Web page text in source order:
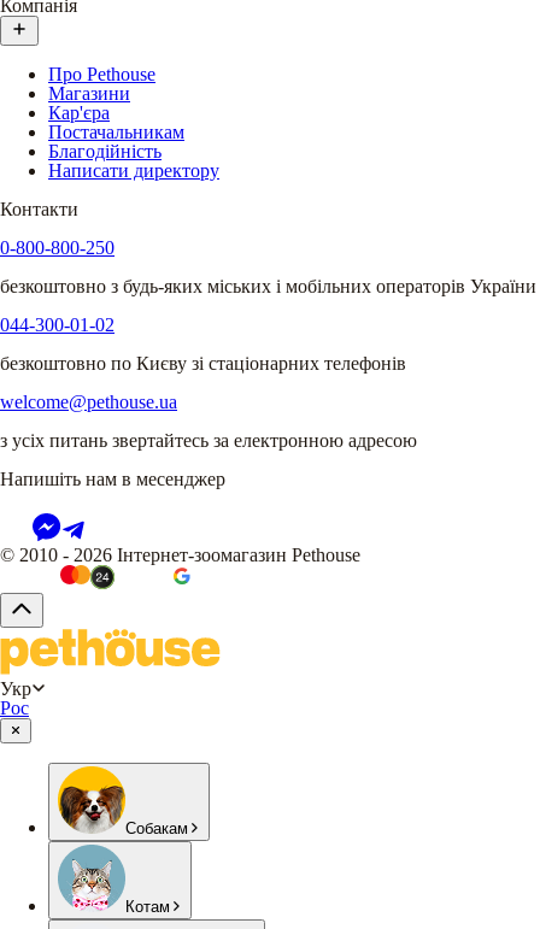
Компанія
Про Pethouse
Магазини
Кар'єра
Постачальникам
Благодійність
Написати директору
Контакти
0-800-800-250
безкоштовно з будь-яких міських і мобільних операторів України
044-300-01-02
безкоштовно по Києву зі стаціонарних телефонів
welcome@pethouse.ua
з усіх питань звертайтесь за електронною адресою
Напишіть нам в месенджер
© 2010 - 2026 Інтернет-зоомагазин Pethouse
Укр
Рос
Собакам
Котам